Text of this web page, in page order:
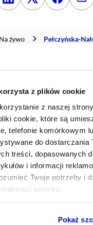
z plików cookie
z naszej strony
cookie, które są
telefonie komórkowym
do dostarczania
treści, dopasowanych
i informacji
Twoje potrzeby i
serwisu.
Pokaż
życie. Jak
w
Udostępnij na
Udostępnij na
Na żywo
Pełczyńska-
które są zgodne z